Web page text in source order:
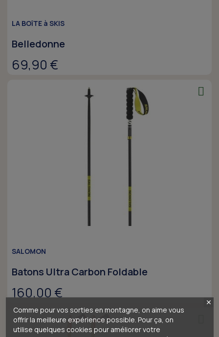
LA BOîTE à SKIS
Belledonne
69,90 €
SALOMON
Batons Ultra Carbon Foldable
160,00 €
Comme pour vos sorties en montagne, on aime vous
offrir la meilleure expérience possible. Pour ça, on
utilise quelques cookies pour améliorer votre